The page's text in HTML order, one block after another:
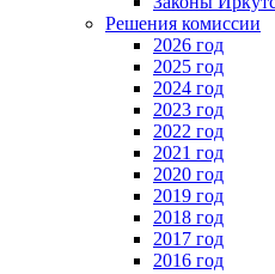
Решения комиссии
2026 год
2025 год
2024 год
2023 год
2022 год
2021 год
2020 год
2019 год
2018 год
2017 год
2016 год